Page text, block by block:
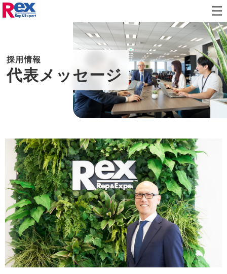
メニ
ュー
を開
閉し
ます
企業理念・社名由来
沿革
拠点案内
人材派遣
求人広告媒体・スカウト キャリアデザイン
代表メッセージ 社員インタビュー
募集中の職種
プレスリリース お知らせ
採用情報
代表メッセージ